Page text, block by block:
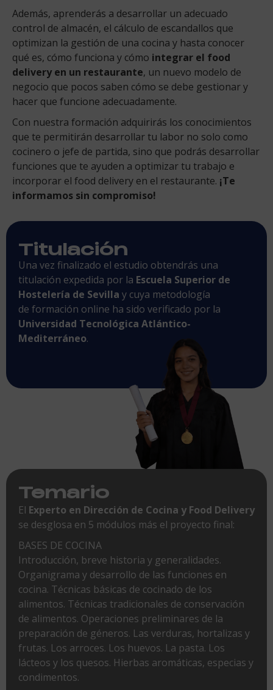
Además, aprenderás a desarrollar un adecuado
control de almacén, el cálculo de escandallos que
optimizan la gestión de una cocina y hasta conocer
qué es, cómo funciona y cómo integrar el food
delivery en un restaurante, un nuevo modelo de
negocio que pocos saben cómo se debe gestionar y
hacer que funcione adecuadamente.
Con nuestra formación adquirirás los conocimientos
que te permitirán desarrollar tu labor no solo como
cocinero o jefe de partida, sino que podrás desarrollar
funciones que te ayuden a optimizar tu trabajo e
incorporar el food delivery en el restaurante. ¡Te
informamos sin compromiso!
Titulación
Una vez finalizado el estudio obtendrás una
titulación expedida por la Escuela Superior de
Hostelería de Sevilla y cuya metodología
de formación online ha sido verificado por la
Universidad Tecnológica Atlántico-
Mediterráneo.
Temario
El Experto en Dirección de Cocina y Food Delivery
se desglosa en 5 módulos más el proyecto final:
BASES DE COCINA
Introducción, breve historia y generalidades.
Organigrama y desarrollo de las funciones en
cocina. Técnicas básicas de cocinado de los
alimentos. Técnicas tradicionales de conservación
de alimentos. Operaciones preliminares de la
preparación de géneros. Las verduras, hortalizas y
frutas. Los arroces. Los huevos. La pasta. Los
lácteos y los quesos. Hierbas aromáticas, especias y
condimentos.